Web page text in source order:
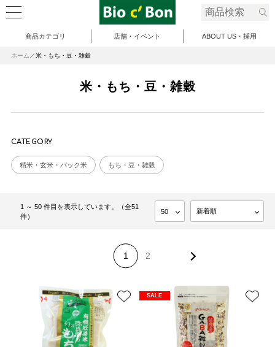
商品カテゴリ 店舗・イベント ABOUT US・採用
ホーム 米・もち・豆・雑穀
米・もち・豆・雑穀
CATEGORY
精米・玄米・パック米 もち・豆・雑穀
1 ～ 50 件目を表示しています。（全51
件）
1 2
SALE